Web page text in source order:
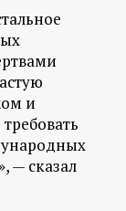
и
— сказал